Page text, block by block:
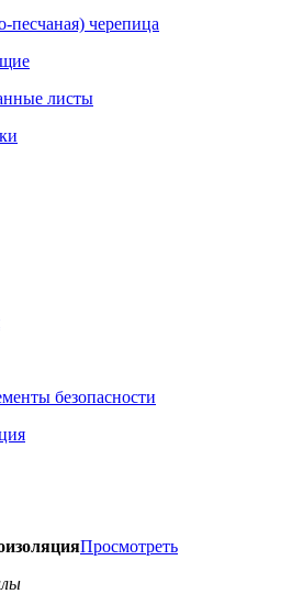
песчаная) черепица
листы
безопасности
Просмотреть